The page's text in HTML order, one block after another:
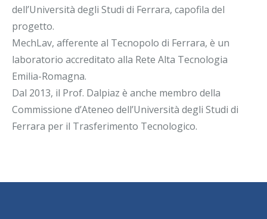
dell’Università degli Studi di Ferrara, capofila del
progetto.
MechLav, afferente al Tecnopolo di Ferrara, è un
laboratorio accreditato alla Rete Alta Tecnologia
Emilia-Romagna.
Dal 2013, il Prof. Dalpiaz è anche membro della
Commissione d’Ateneo dell’Università degli Studi di
Ferrara per il Trasferimento Tecnologico.